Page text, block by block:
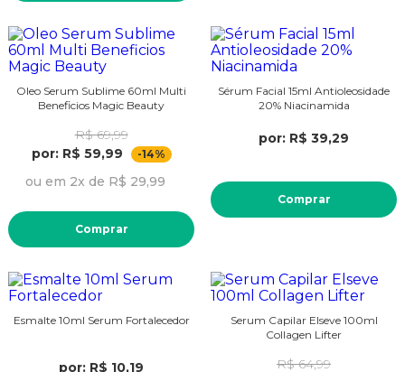
Oleo Serum Sublime 60ml Multi
Beneficios Magic Beauty
R$ 69,99
por: R$ 59,99
-14%
ou em 2x de R$ 29,99
Comprar
Sérum Facial 15ml Antioleosidade
20% Niacinamida
por: R$ 39,29
Comprar
Esmalte 10ml Serum Fortalecedor
por: R$ 10,19
Serum Capilar Elseve 100ml
Collagen Lifter
R$ 64,99